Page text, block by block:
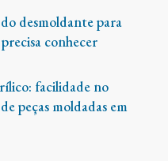
desmoldante para
conhecer
facilidade no
peças moldadas em